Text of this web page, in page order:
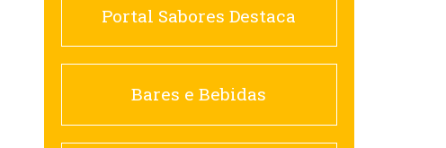
Churrascarias
Comida saudável
Portal Sabores Destaca
Bares e Bebidas